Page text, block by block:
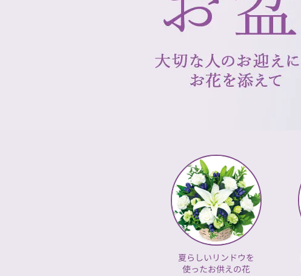
夏らしいリンドウを
使ったお供えの花